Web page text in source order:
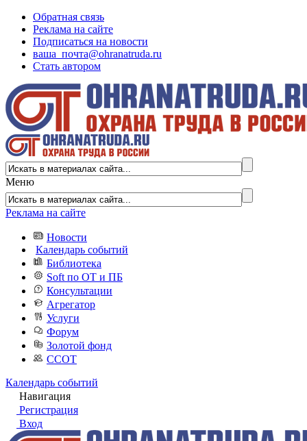
Обратная связь
Реклама на сайте
Подписаться на новости
ваша_почта@ohranatruda.ru
Стать автором
Меню
Реклама на сайте
Новости
Календарь событий
Библиотека
Soft по ОТ и ПБ
Консультации
Агрегатор
Услуги
Форум
Золотой фонд
ССОТ
Календарь событий
Навигация
Регистрация
Вход